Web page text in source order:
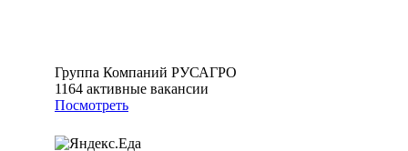
Группа Компаний РУСАГРО
1164 активные вакансии
Посмотреть